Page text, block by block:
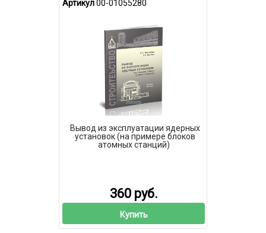
Артикул00-01055280
Вывод из эксплуатации ядерных
установок (на примере блоков
атомных станций)
360 руб.
Купить